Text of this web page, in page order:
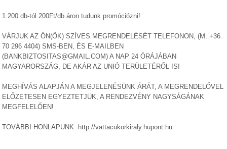
1.200 db-tól 200Ft/db áron tudunk promóciózni!
VÁRJUK AZ ÖN(ÖK) SZÍVES MEGRENDELÉSÉT TELEFONON, (M: +36
70 296 4404) SMS-BEN, ÉS E-MAILBEN
(BANKBIZTOSITAS@GMAIL.COM) A NAP 24 ÓRÁJÁBAN
MAGYARORSZÁG, DE AKÁR AZ UNIÓ TERÜLETÉRŐL IS!
MEGHÍVÁS ALAPJÁN A MEGJELENÉSÜNK ÁRÁT, A MEGRENDELŐVEL
ELŐZETESEN EGYEZTETJÜK, A RENDEZVÉNY NAGYSÁGÁNAK
MEGFELELŐEN!
TOVÁBBI HONLAPUNK: http://vattacukorkiraly.hupont.hu